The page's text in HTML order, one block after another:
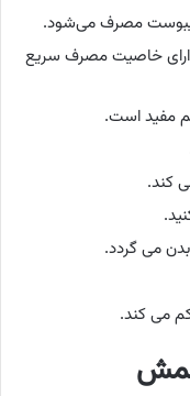
مصرف می‌شود.
خاصیت مصرف سریع
مفید است.
کند.
می گردد.
می کند.